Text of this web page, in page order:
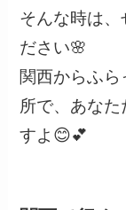
そんな時は、
ださい🌸
関西からふ
所で、あな
すよ😊💕